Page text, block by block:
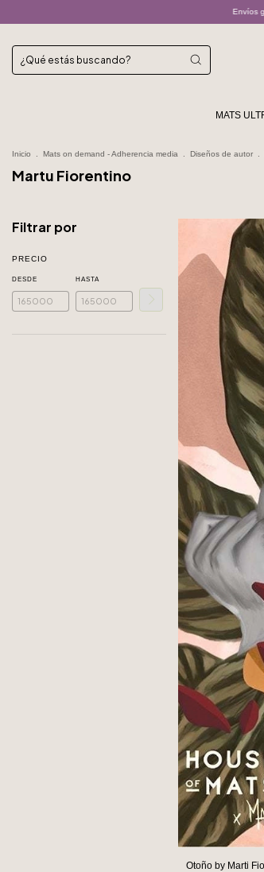
Envíos gratis en
MATS
Inicio Mats on demand - Adherencia media Diseños de autor
Martu Fiorentino
Filtrar por
PRECIO
DESDE HASTA
Otoño by Marti